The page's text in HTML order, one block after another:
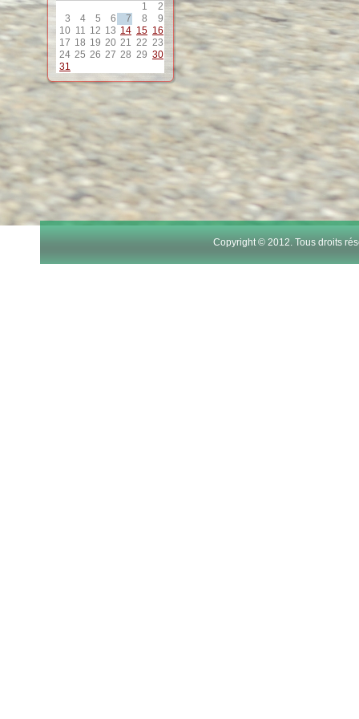
1
2
3
4 5 6 7 8
9
10 11 12 13 14 15 16
17 18 19 20 21 22 23
24 25 26 27 28 29 30
31
12
13
15
17
Copyright © 2012. Tous droits